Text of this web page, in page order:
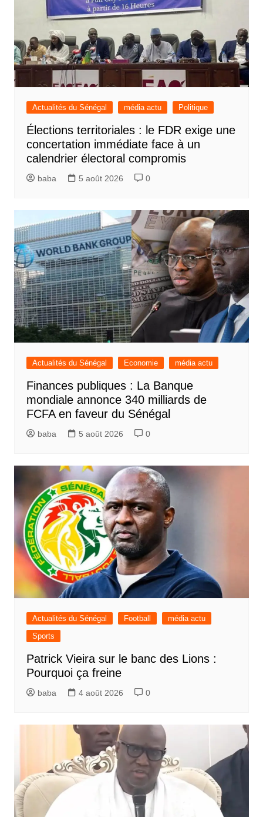
Actualités du Sénégal média actu Politique
Élections territoriales : le FDR exige une
concertation immédiate face à un
calendrier électoral compromis
baba 5 août 2026 0
Actualités du Sénégal Economie média actu
Finances publiques : La Banque
mondiale annonce 340 milliards de
FCFA en faveur du Sénégal
baba 5 août 2026 0
Actualités du Sénégal Football
média actu
Sports
Patrick Vieira sur le banc des Lions :
Pourquoi ça freine
baba 4 août 2026 0